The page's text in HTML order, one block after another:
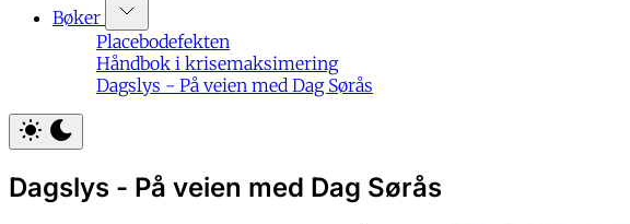
Bøker
Placebodefekten
Håndbok i krisemaksimering
Dagslys - På veien med Dag Sørås
Dagslys - På veien med Dag Sørås